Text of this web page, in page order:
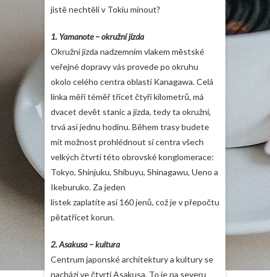
jistě nechtěli v Tokiu minout?
1. Yamanote – okružní jízda
Okružní jízda nadzemním vlakem městské
veřejné dopravy vás provede po okruhu
okolo celého centra oblasti Kanagawa. Celá
linka měří téměř třicet čtyři kilometrů, má
dvacet devět stanic a jízda, tedy ta okružní,
trvá asi jednu hodinu. Během trasy budete
mít možnost prohlédnout si centra všech
velkých čtvrtí této obrovské konglomerace:
Tokyo, Shinjuku, Shibuyu, Shinagawu, Ueno a
Ikeburuko. Za jeden
lístek zaplatíte asi 160 jenů, což je v přepočtu
pětatřicet korun.
2.Asakusa – kultura
Centrum japonské architektury a kultury se
nachází ve čtvrti Asakusa. To je na severu